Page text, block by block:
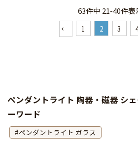
63件中 21-40件表
1 2 3
ペンダントライト 陶器・磁器 シ
ーワード
ペンダントライト ガラス